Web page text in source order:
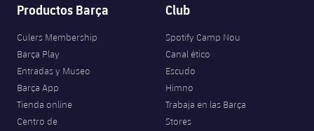
Productos Barça
Culers Membership
Barça Play
Entradas y Museo
Barça App
Tienda online
Centro de
Club
Spotify Camp Nou
Canal ético
Escudo
Himno
Trabaja en las Barça
Stores